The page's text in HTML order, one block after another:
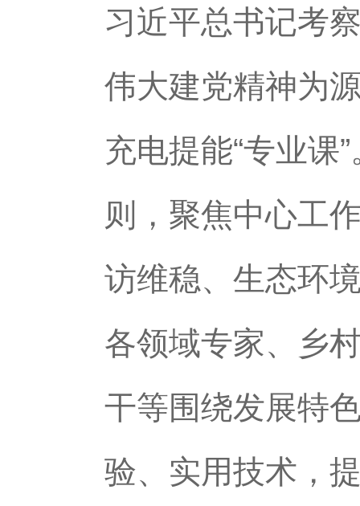
习近平总书记考
伟大建党精神为
充电提能“专业课
则，聚焦中心工
访维稳、生态环
各领域专家、乡
干等围绕发展特
验、实用技术，